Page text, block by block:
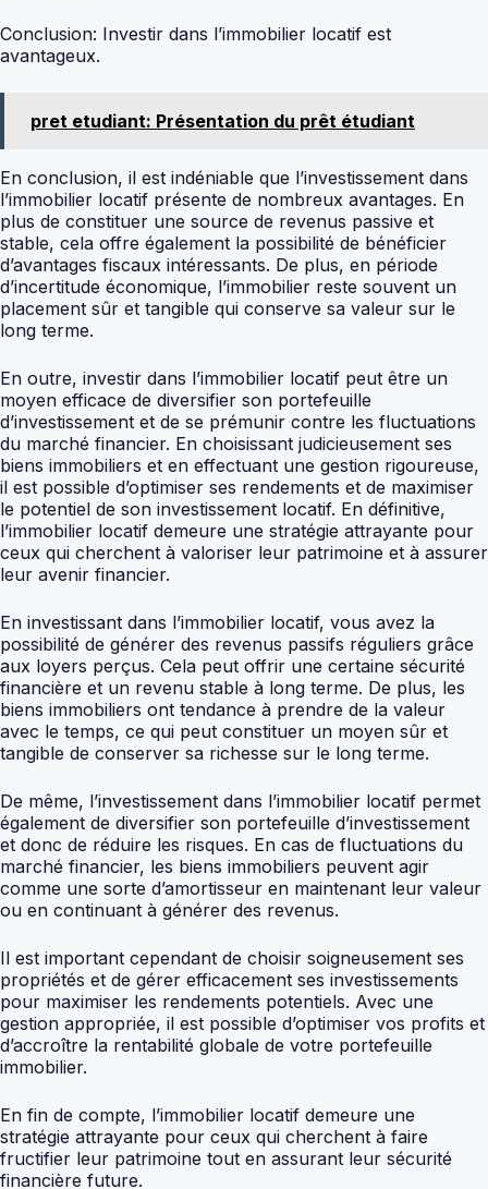
Conclusion: Investir dans l’immobilier locatif est
avantageux.
pret etudiant: Présentation du prêt étudiant
En conclusion, il est indéniable que l’investissement dans
l’immobilier locatif présente de nombreux avantages. En
plus de constituer une source de revenus passive et
stable, cela offre également la possibilité de bénéficier
d’avantages fiscaux intéressants. De plus, en période
d’incertitude économique, l’immobilier reste souvent un
placement sûr et tangible qui conserve sa valeur sur le
long terme.
En outre, investir dans l’immobilier locatif peut être un
moyen efficace de diversifier son portefeuille
d’investissement et de se prémunir contre les fluctuations
du marché financier. En choisissant judicieusement ses
biens immobiliers et en effectuant une gestion rigoureuse,
il est possible d’optimiser ses rendements et de maximiser
le potentiel de son investissement locatif. En définitive,
l’immobilier locatif demeure une stratégie attrayante pour
ceux qui cherchent à valoriser leur patrimoine et à assurer
leur avenir financier.
En investissant dans l’immobilier locatif, vous avez la
possibilité de générer des revenus passifs réguliers grâce
aux loyers perçus. Cela peut offrir une certaine sécurité
financière et un revenu stable à long terme. De plus, les
biens immobiliers ont tendance à prendre de la valeur
avec le temps, ce qui peut constituer un moyen sûr et
tangible de conserver sa richesse sur le long terme.
De même, l’investissement dans l’immobilier locatif permet
également de diversifier son portefeuille d’investissement
et donc de réduire les risques. En cas de fluctuations du
marché financier, les biens immobiliers peuvent agir
comme une sorte d’amortisseur en maintenant leur valeur
ou en continuant à générer des revenus.
Il est important cependant de choisir soigneusement ses
propriétés et de gérer efficacement ses investissements
pour maximiser les rendements potentiels. Avec une
gestion appropriée, il est possible d’optimiser vos profits et
d’accroître la rentabilité globale de votre portefeuille
immobilier.
En fin de compte, l’immobilier locatif demeure une
stratégie attrayante pour ceux qui cherchent à faire
fructifier leur patrimoine tout en assurant leur sécurité
financière future.